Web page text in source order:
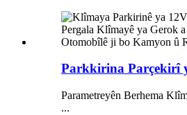
Parkkirina Parçekirî
Parametreyên Berhema
...